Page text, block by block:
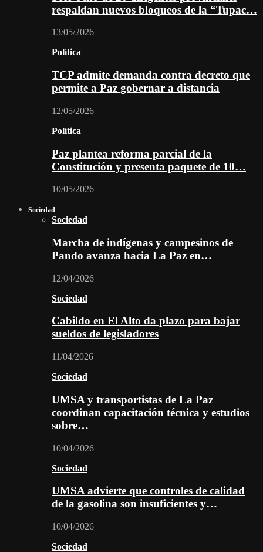
respaldan nuevos bloqueos de la “Tupac…
13/05/2026
Política
TCP admite demanda contra decreto que
permite a Paz gobernar a distancia
12/05/2026
Política
Paz plantea reforma parcial de la
Constitución y presenta paquete de 10…
10/05/2026
Sociedad
Sociedad
Marcha de indígenas y campesinos de
Pando avanza hacia La Paz en…
12/04/2026
Sociedad
Cabildo en El Alto da plazo para bajar
sueldos de legisladores
11/04/2026
Sociedad
UMSA y transportistas de La Paz
coordinan capacitación técnica y estudios
sobre…
10/04/2026
Sociedad
UMSA advierte que controles de calidad
de la gasolina son insuficientes y…
10/04/2026
Sociedad